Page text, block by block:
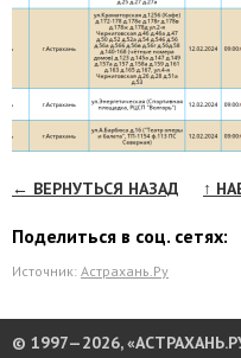
← ВЕРНУТЬСЯ НАЗАД ↑
Поделиться в соц. сетях:
Источник: Астрахань.Ру
© 1997—2026,